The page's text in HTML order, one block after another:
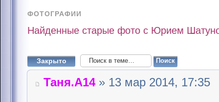
ФОТОГРАФИИ
Найденные старые фото с Юрием
Закрыто
Таня.А14» 13 мар 2014, 17:35